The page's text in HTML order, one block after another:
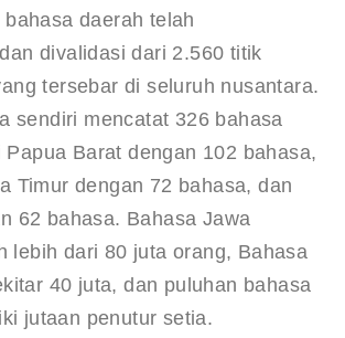
daerah telah
divalidasi dari 2.560 titik
tersebar di seluruh nusantara.
sendiri mencatat 326 bahasa
Barat dengan 102 bahasa,
Timur dengan 72 bahasa, dan
62 bahasa. Bahasa Jawa
lebih dari 80 juta orang, Bahasa
40 juta, dan puluhan bahasa
jutaan penutur setia.